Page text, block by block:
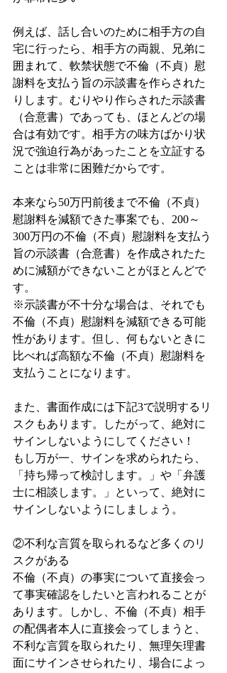
例えば、話し合いのために相手方の自
宅に行ったら、相手方の両親、兄弟に
囲まれて、軟禁状態で不倫（不貞）慰
謝料を支払う旨の示談書を作らされた
りします。むりやり作らされた示談書
（合意書）であっても、ほとんどの場
合は有効です。相手方の味方ばかり状
況で強迫行為があったことを立証する
ことは非常に困難だからです。
本来なら50万円前後まで不倫（不貞）
慰謝料を減額できた事案でも、200～
300万円の不倫（不貞）慰謝料を支払う
旨の示談書（合意書）を作成されたた
めに減額ができないことがほとんどで
す。
※示談書が不十分な場合は、それでも
不倫（不貞）慰謝料を減額できる可能
性があります。但し、何もないときに
比べれば高額な不倫（不貞）慰謝料を
支払うことになります。
また、書面作成には下記3で説明するリ
スクもあります。したがって、絶対に
サインしないようにしてください！
もし万が一、サインを求められたら、
「持ち帰って検討します。」や「弁護
士に相談します。」といって、絶対に
サインしないようにしましょう。
②不利な言質を取られるなど多くのリ
スクがある
不倫（不貞）の事実について直接会っ
て事実確認をしたいと言われることが
あります。しかし、不倫（不貞）相手
の配偶者本人に直接会ってしまうと、
不利な言質を取られたり、無理矢理書
面にサインさせられたり、場合によっ